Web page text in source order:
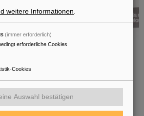
Leiter der GSI-Forschungsabteilung
weitere Informationen
(immer erforderlich)
erforderliche Cookies
Cookies
Auswahl bestätigen